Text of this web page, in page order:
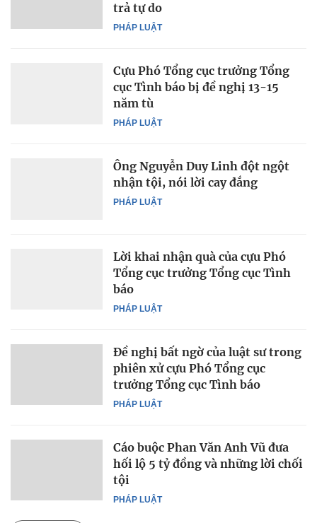
PHÁP LUẬT
trả tự do
PHÁP LUẬT
Cựu Phó Tổng cục trưởng Tổng
cục Tình báo bị đề nghị 13-15
năm tù
PHÁP LUẬT
Ông Nguyễn Duy Linh đột ngột
nhận tội, nói lời cay đắng
PHÁP LUẬT
Lời khai nhận quà của cựu Phó
Tổng cục trưởng Tổng cục Tình
báo
PHÁP LUẬT
Đề nghị bất ngờ của luật sư trong
phiên xử cựu Phó Tổng cục
trưởng Tổng cục Tình báo
PHÁP LUẬT
Cáo buộc Phan Văn Anh Vũ đưa
hối lộ 5 tỷ đồng và những lời chối
tội